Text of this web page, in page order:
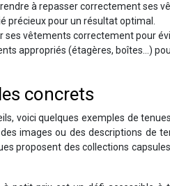
à repasser correctement ses
précieux pour un résultat optimal.
ses vêtements correctement pour
appropriés (étagères, boîtes…)
concrets
voici quelques exemples de
images ou des descriptions de
proposent des collections